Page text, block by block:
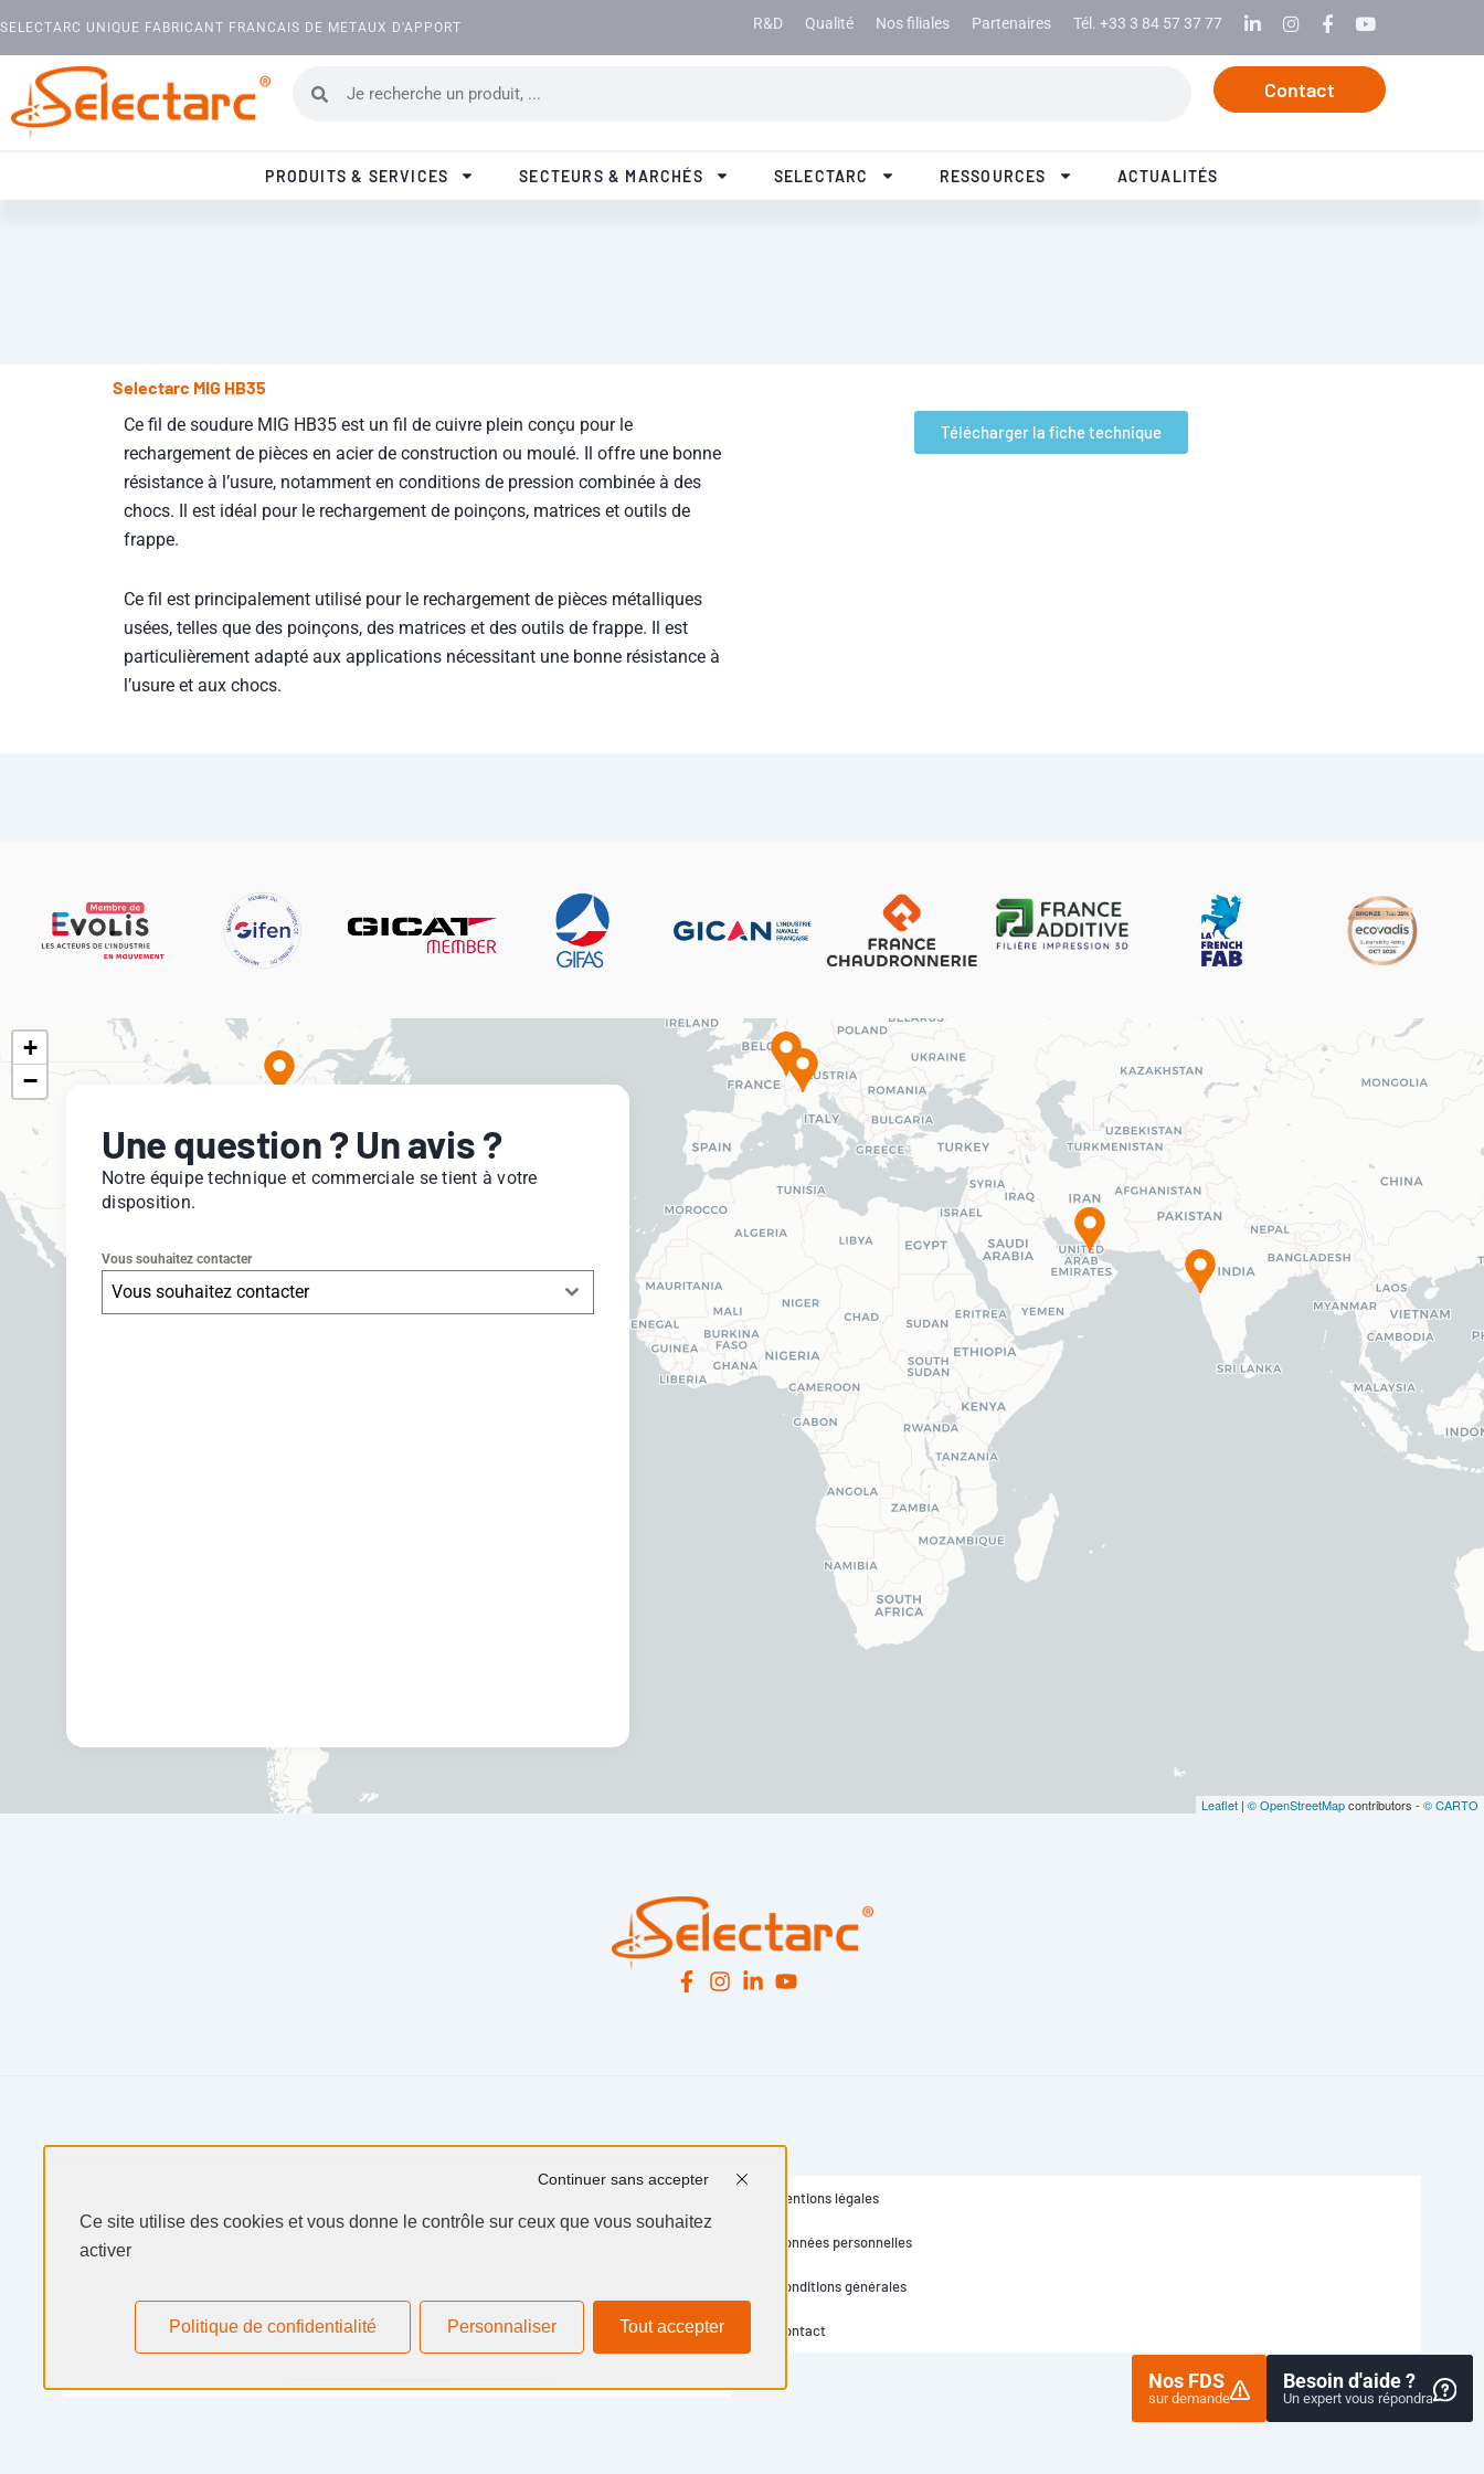
SELECTARC UNIQUE FABRICANT FRANCAIS DE METAUX D'APPORT R&D Qualité Nos filiales Partenaires Tél. +33 3 84 57 37 77 LinkedinInstagramFacebookYoutube
Contact
PRODUITS & SERVICES SECTEURS & MARCHÉS SELECTARC RESSOURCES ACTUALITÉS
Selectarc MIG HB35
Ce fil de soudure MIG HB35 est un fil de cuivre plein conçu pour le
rechargement de pièces en acier de construction ou moulé. Il offre une bonne
résistance à l’usure, notamment en conditions de pression combinée à des
chocs. Il est idéal pour le rechargement de poinçons, matrices et outils de
frappe.
Ce fil est principalement utilisé pour le rechargement de pièces métalliques
usées, telles que des poinçons, des matrices et des outils de frappe. Il est
particulièrement adapté aux applications nécessitant une bonne résistance à
l’usure et aux chocs.
Télécharger la fiche technique
+
−
Leaflet | © OpenStreetMapcontributors - © CARTO
Une question ? Un avis ?
Notre équipe technique et commerciale se tient à votre
disposition.
Vous souhaitez contacter
Vous souhaitez contacter
Nos FDS
sur demande
Besoin d'aide ?
Un expert vous répondra
Secteurs & Marchés
Mentions légales
Données personnelles
Conditions générales
Contact
Ce site utilise des cookies et vous donne le contrôle sur ceux que vous souhaitez
activer
Tout accepter
Continuer sans accepter
Personnaliser
Politique de confidentialité